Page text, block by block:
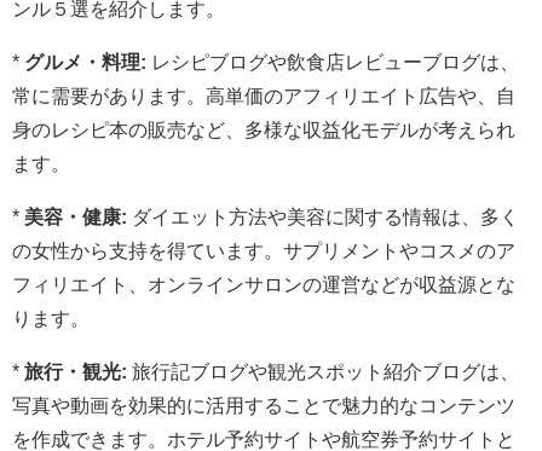
ンル５選を紹介します。
* グルメ・料理: レシピブログや飲食店レビューブログは、
常に需要があります。高単価のアフィリエイト広告や、自
身のレシピ本の販売など、多様な収益化モデルが考えられ
ます。
* 美容・健康: ダイエット方法や美容に関する情報は、多く
の女性から支持を得ています。サプリメントやコスメのア
フィリエイト、オンラインサロンの運営などが収益源とな
ります。
* 旅行・観光: 旅行記ブログや観光スポット紹介ブログは、
写真や動画を効果的に活用することで魅力的なコンテンツ
を作成できます。ホテル予約サイトや航空券予約サイトと